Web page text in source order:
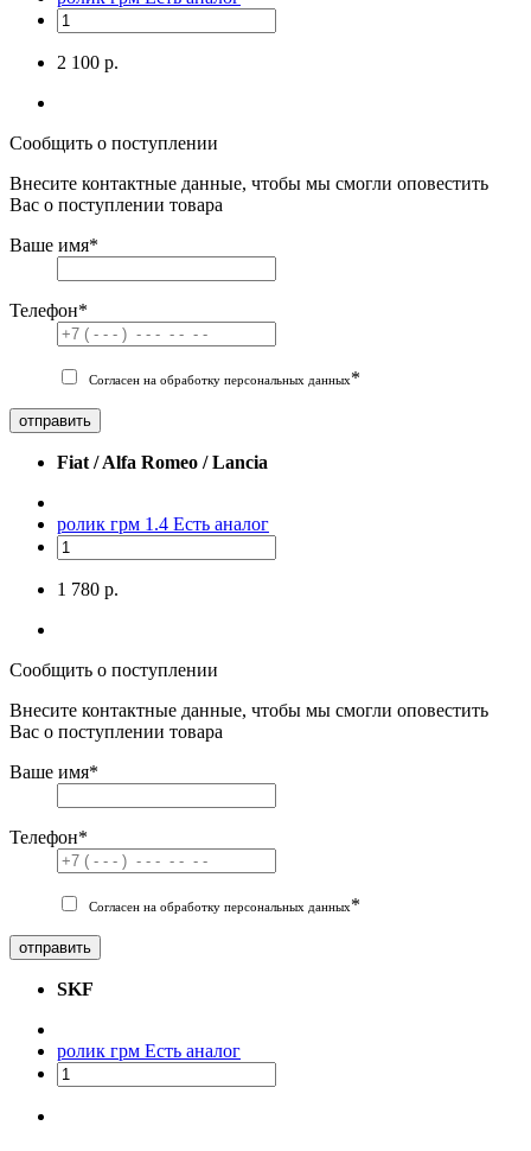
2 100 р.
Сообщить о поступлении
Внесите контактные данные, чтобы мы смогли оповестить
Вас о поступлении товара
Ваше имя*
Телефон*
Согласен на обработку персональных данных*
отправить
Fiat / Alfa Romeo / Lancia
ролик грм 1.4 Есть аналог
1 780 р.
Сообщить о поступлении
Внесите контактные данные, чтобы мы смогли оповестить
Вас о поступлении товара
Ваше имя*
Телефон*
Согласен на обработку персональных данных*
отправить
SKF
ролик грм Есть аналог